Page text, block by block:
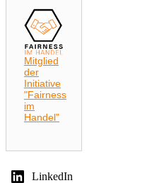
Mitglied
der
Initiative
"Fairness
im
Handel"
LinkedIn